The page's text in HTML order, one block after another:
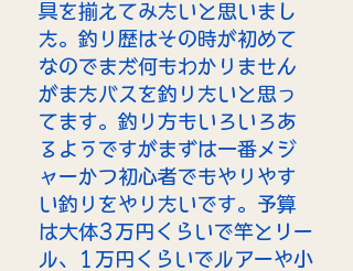
具を揃えてみたいと思いまし
た。釣り歴はその時が初めて
なのでまだ何もわかりません
がまたバスを釣りたいと思っ
てます。釣り方もいろいろあ
るようですがまずは一番メジ
ャーかつ初心者でもやりやす
い釣りをやりたいです。予算
は大体3万円くらいで竿とリー
ル、1万円くらいでルアーや小